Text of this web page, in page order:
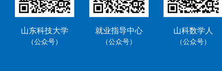
山东科技大学
（公众号）
就业指导中心
（公众号）
山科数学人
（公众号）